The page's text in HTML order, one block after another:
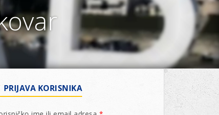
Mediji o nama
Lions Magazin
PRIJAVA KORISNIKA